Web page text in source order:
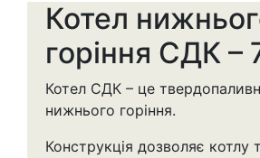
Котел
горіння CДК –
Котел СДК – це
нижнього горіння.
Конструкція дозволяє котлу